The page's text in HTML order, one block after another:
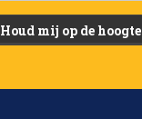
Houd mij op de hoogte